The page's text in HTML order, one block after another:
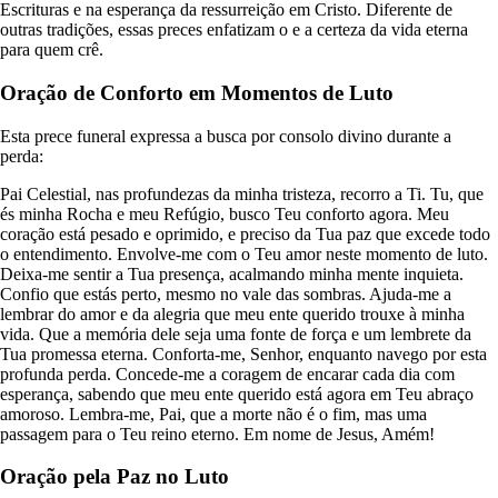
Escrituras e na esperança da ressurreição em Cristo. Diferente de
outras tradições, essas preces enfatizam o e a certeza da vida eterna
para quem crê.
Oração de Conforto em Momentos de Luto
Esta prece funeral expressa a busca por consolo divino durante a
perda:
Pai Celestial, nas profundezas da minha tristeza, recorro a Ti. Tu, que
és minha Rocha e meu Refúgio, busco Teu conforto agora. Meu
coração está pesado e oprimido, e preciso da Tua paz que excede todo
o entendimento. Envolve-me com o Teu amor neste momento de luto.
Deixa-me sentir a Tua presença, acalmando minha mente inquieta.
Confio que estás perto, mesmo no vale das sombras. Ajuda-me a
lembrar do amor e da alegria que meu ente querido trouxe à minha
vida. Que a memória dele seja uma fonte de força e um lembrete da
Tua promessa eterna. Conforta-me, Senhor, enquanto navego por esta
profunda perda. Concede-me a coragem de encarar cada dia com
esperança, sabendo que meu ente querido está agora em Teu abraço
amoroso. Lembra-me, Pai, que a morte não é o fim, mas uma
passagem para o Teu reino eterno. Em nome de Jesus, Amém!
Oração pela Paz no Luto